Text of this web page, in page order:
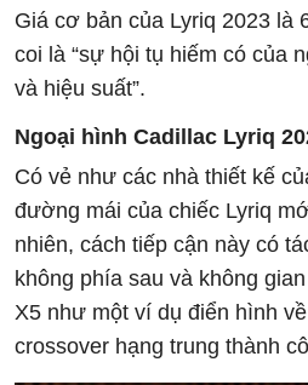
Giá cơ bản của Lyriq 2023 là
coi là “sự hội tụ hiếm có của
và hiệu suất”.
Ngoại hình Cadillac Lyriq
Có vẻ như các nhà thiết kế
đường mái của chiếc Lyriq
nhiên, cách tiếp cận này có
không phía sau và không
X5 như một ví dụ điển hình
crossover hạng trung thành